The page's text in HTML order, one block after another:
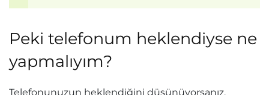
Peki telefonum heklendiyse ne
yapmalıyım?
Telefonunuzun heklendiğini düşünüyorsanız,